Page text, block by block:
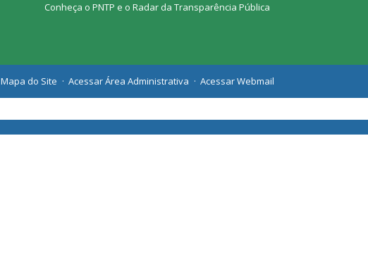
Conheça o PNTP e o Radar da Transparência Pública
Mapa do Site Acessar Área Administrativa Acessar Webmail